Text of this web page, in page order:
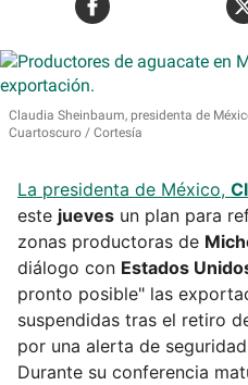
Claudia Sheinbaum, presidenta de
Cuartoscuro / Cortesía
La presidenta de México,
este jueves un plan para
zonas productoras de
diálogo con Estados
pronto posible" las
suspendidas tras el retiro
por una alerta de
Durante su conferencia